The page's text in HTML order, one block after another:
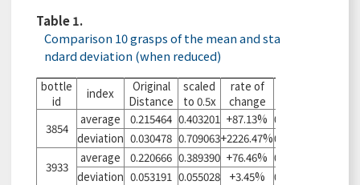
Table 1.
Comparison 10 grasps of the mean and sta
ndard deviation (when reduced)
bottle
id
index
Original
Distance
scaled
to 0.5x
rate of
change
3854
average 0.215464 0.403201 +87.13% 0.255332
deviation 0.030478 0.709063+2226.47%0.045049
3933
average 0.220666 0.389390 +76.46% 0.231771
deviation 0.053191 0.055028 +3.45% 0.046556